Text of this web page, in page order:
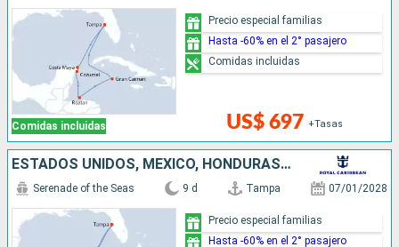
Comidas incluidas US$ 697 +Tasas
Precio especial familias
Hasta -60% en el 2° pasajero
Comidas incluidas
ESTADOS UNIDOS, MÉXICO, HONDURAS, BELICE
Serenade of the Seas 9 d Tampa 07/01/2028
Precio especial familias
Hasta -60% en el 2° pasajero